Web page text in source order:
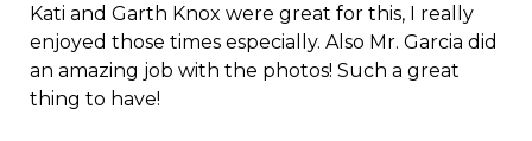
Kati and Garth Knox were great for this, I really
enjoyed those times especially. Also Mr. Garcia did
an amazing job with the photos! Such a great
thing to have!